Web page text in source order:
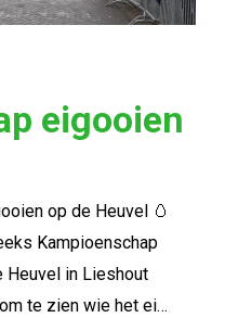
eigooien
op de Heuvel 🥚
Kampioenschap
Heuvel in Lieshout
te zien wie het ei…